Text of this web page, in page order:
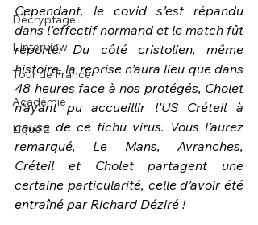
Décryptage
L'interview
Tour de France
Académie
Ligue 2
Cependant, le covid s’est répandu
dans l’effectif normand et le match fût
reporté. Du côté cristolien, même
histoire, la reprise n’aura lieu que dans
48 heures face à nos protégés, Cholet
n’ayant pu accueillir l’US Créteil à
cause de ce fichu virus. Vous l’aurez
remarqué, Le Mans, Avranches,
Créteil et Cholet partagent une
certaine particularité, celle d’avoir été
entraîné par Richard Déziré !